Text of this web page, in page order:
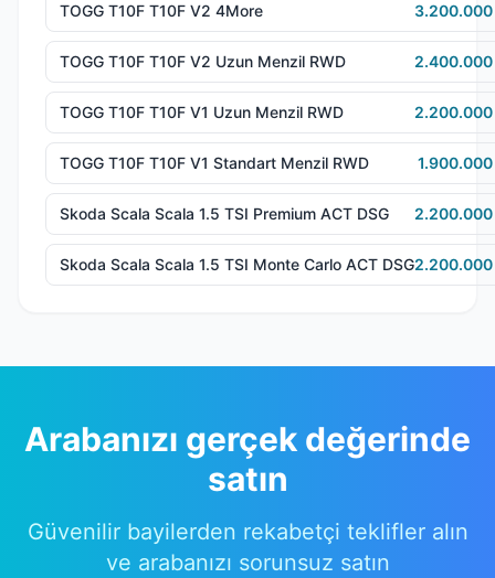
TOGG T10F T10F V2 4More 3.200.000
TOGG T10F T10F V2 Uzun Menzil RWD 2.400.000
TOGG T10F T10F V1 Uzun Menzil RWD 2.200.000
TOGG T10F T10F V1 Standart Menzil RWD 1.900.000
Skoda Scala Scala 1.5 TSI Premium ACT DSG 2.200.000
Skoda Scala Scala 1.5 TSI Monte Carlo ACT DSG2.200.000
Arabanızı gerçek değerinde
satın
Güvenilir bayilerden rekabetçi teklifler alın
ve arabanızı sorunsuz satın